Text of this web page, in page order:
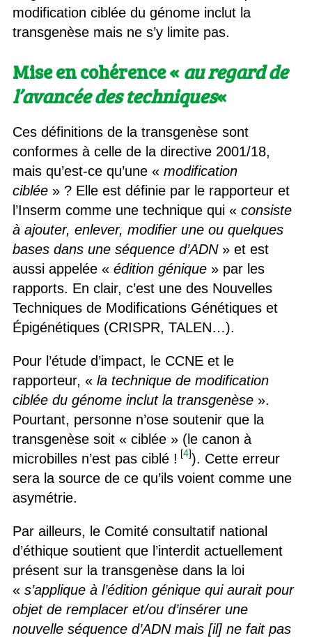
modification ciblée du génome inclut la
transgenèse mais ne s’y limite pas.
Mise en cohérence «au regard de
l’avancée des techniques«
Ces définitions de la transgenèse sont
conformes à celle de la directive 2001/18,
mais qu’est-ce qu’une « modification
ciblée» ? Elle est définie par le rapporteur et
l’Inserm comme une technique qui « consiste
à ajouter, enlever, modifier une ou quelques
bases dans une séquence d’ADN» et est
aussi appelée « édition génique» par les
rapports. En clair, c’est une des Nouvelles
Techniques de Modifications Génétiques et
Épigénétiques (CRISPR, TALEN…).
Pour l’étude d’impact, le CCNE et le
rapporteur, « la technique de modification
ciblée du génome inclut la transgenèse».
Pourtant, personne n’ose soutenir que la
transgenèse soit « ciblée » (le canon à
microbilles n’est pas ciblé ! [4]). Cette erreur
sera la source de ce qu’ils voient comme une
asymétrie.
Par ailleurs, le Comité consultatif national
d’éthique soutient que l’interdit actuellement
présent sur la transgenèse dans la loi
« s’applique à l’édition génique qui aurait pour
objet de remplacer et/ou d’insérer une
nouvelle séquence d’ADN mais [il] ne fait pas